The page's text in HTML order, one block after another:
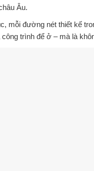
Âu.
mỗi đường nét thiết kế
trình để ở – mà là